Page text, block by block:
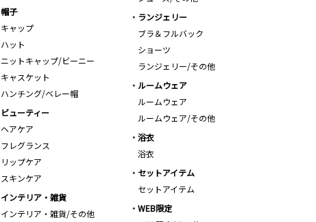
帽子
キャップ
ハット
ニットキャップ/ビーニー
キャスケット
ハンチング/ベレー帽
ランジェリー
ブラ＆フルバック
ショーツ
ランジェリー/その他
ルームウェア
ルームウェア
ルームウェア/その他
ビューティー
ヘアケア
フレグランス
リップケア
スキンケア
浴衣
浴衣
セットアイテム
セットアイテム
インテリア・雑貨
インテリア・雑貨/その他
WEB限定